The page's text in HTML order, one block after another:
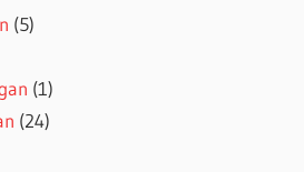
(5)
(1)
(24)